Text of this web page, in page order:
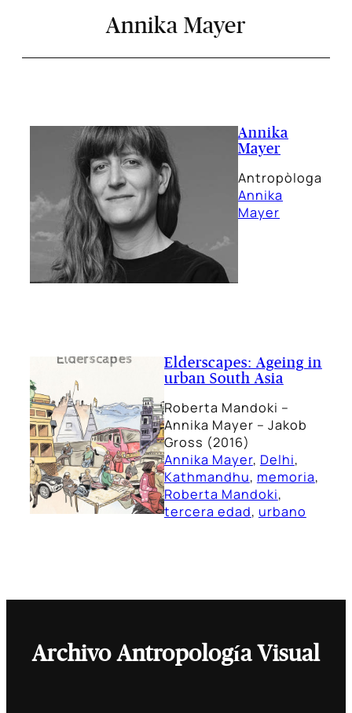
Annika Mayer
Annika
Mayer
Antropòloga
Annika
Mayer
Elderscapes: Ageing in
urban South Asia
Roberta Mandoki –
Annika Mayer – Jakob
Gross (2016)
Annika Mayer, Delhi
Kathmandhu, memoria
Roberta Mandoki
tercera edad, urbano
Archivo Antropología Visual